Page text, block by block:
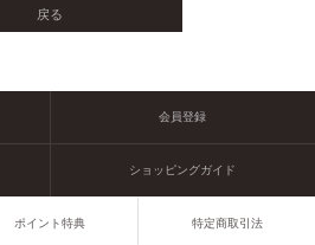
会員登録
ショッピングガイド
ポイント特典 特定商取引法